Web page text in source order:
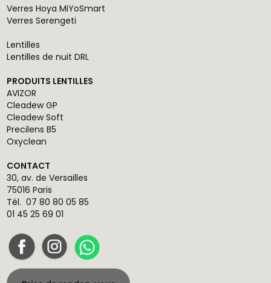
Verres Hoya MiYoSmart
Verres Serengeti
Lentilles
Lentilles de nuit DRL
PRODUITS LENTILLES
AVIZOR
Cleadew GP
Cleadew Soft
Precilens B5
Oxyclean
CONTACT
30, av. de Versailles
75016 Paris
Tél.07 80 80 05 85
01 45 25 69 01